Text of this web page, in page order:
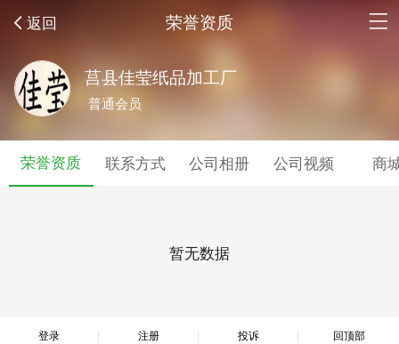
返回 荣誉资质
莒县佳莹纸品加工厂
普通会员
荣誉资质 联系方式 公司相册 公司视频 商
暂无数据
登录 注册 投诉 回顶部